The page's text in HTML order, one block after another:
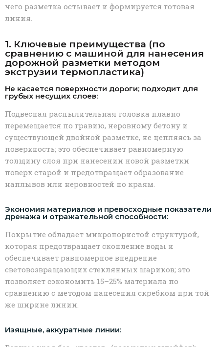
чего разметка остывает и формируется готовая
линия.
1. Ключевые преимущества (по
сравнению с машиной для нанесения
дорожной разметки методом
экструзии термопластика)
Не касается поверхности дороги; подходит для
грубых несущих слоев:
Подвесная распылительная головка плавно
перемещается по гравию, неровному бетону и
существующей двойной разметке, не цепляясь за
поверхность; это обеспечивает равномерную
толщину слоя при нанесении новой разметки
поверх старой и предотвращает образование
наплывов или неровностей по краям.
Экономия материалов и превосходные показатели
дренажа и отражательной способности:
Покрытие обладает микропористой структурой,
которая предотвращает скопление воды и
обеспечивает равномерное внедрение
световозвращающих стеклянных шариков; это
позволяет сэкономить 15–25% материала по
сравнению с методом нанесения скребком при той
же ширине линии.
Изящные, аккуратные линии: